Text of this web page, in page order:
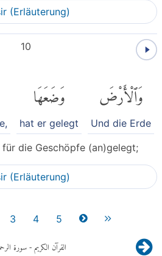
(Erläuterung)
10
وَٱلْأَرْضَ
Und die Erde
وَضَعَهَا
hat er gelegt
die Geschöpfe (an)gelegt;
(Erläuterung)
3 4 5
القرآن الكريم- سورة